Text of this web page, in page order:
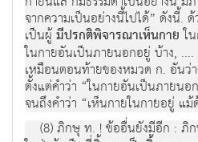
จากความเป็นอย่างนี้ไปได้” ดังนี้.
เป็นผู้มีปรกติพิจารณาเห็นกายใ
ในกายอันเป็นภายนอกอยู่ บ้าง,
เหมือนตอนท้ายของหมวด ก. อันว่
ตั้งแต่คำว่า “ในกายอันเป็นภายน
จนถึงคำว่า “เห็นกายในกายอยู่ แม้
(8) ภิกษุ ท. ! ข้ออื่นยังมีอีก : ภิ